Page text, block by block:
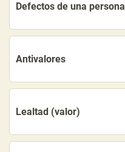
Defectos de una persona
Antivalores
Lealtad (valor)